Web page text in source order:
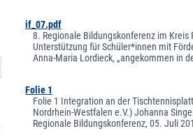
if_07.pdf
8. Regionale Bildungskonferenz im
Unterstützung für Schüler*innen mit
Anna-Maria Lordieck, „angekommen in
Folie 1
Folie 1 Integration an der
Nordrhein-Westfalen e.V.) Johanna
Regionale Bildungskonferenz, 05. Juli